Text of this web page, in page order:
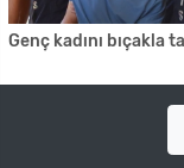
Genç kadını bıçakla